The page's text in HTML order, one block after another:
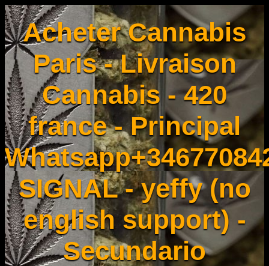
Acheter Cannabis
Paris - Livraison
Cannabis - 420
france - Principal
SIGNAL - yeffy (no
english support) -
Secundario